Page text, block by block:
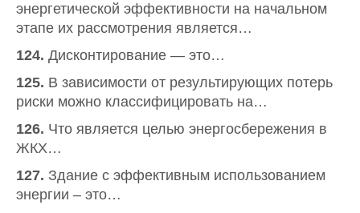
энергетической эффективности на начальном
этапе их рассмотрения является…
124. Дисконтирование — это…
125. В зависимости от результирующих потерь
риски можно классифицировать на…
126. Что является целью энергосбережения в
ЖКХ…
127. Здание с эффективным использованием
энергии – это…